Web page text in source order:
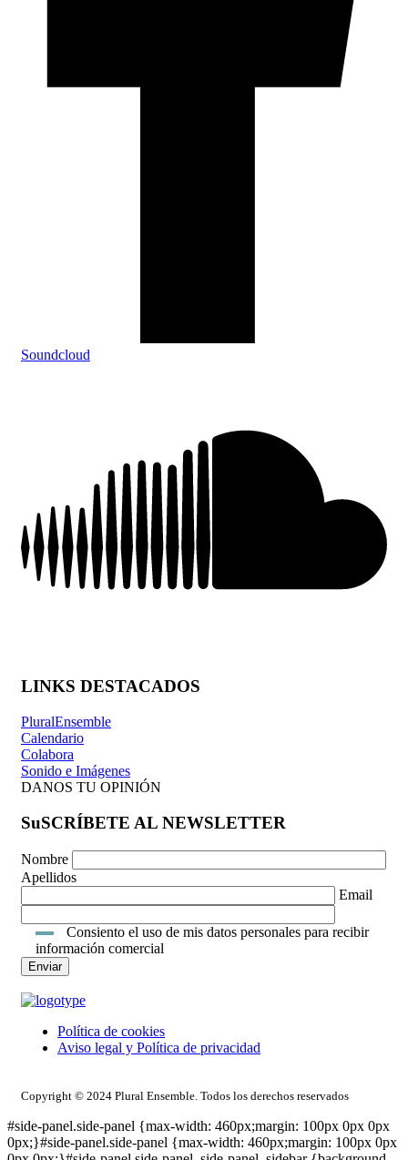
Soundcloud
LINKS DESTACADOS
PluralEnsemble
Calendario
Colabora
Sonido e Imágenes
DANOS TU OPINIÓN
SuSCRÍBETE AL NEWSLETTER
Nombre
Apellidos
Email
Consiento el uso de mis datos personales para recibir
información comercial
Política de cookies
Aviso legal y Política de privacidad
Copyright © 2024 Plural Ensemble. Todos los derechos reservados
#side-panel.side-panel {max-width: 460px;margin: 100px 0px 0px
0px;}#side-panel.side-panel {max-width: 460px;margin: 100px 0px